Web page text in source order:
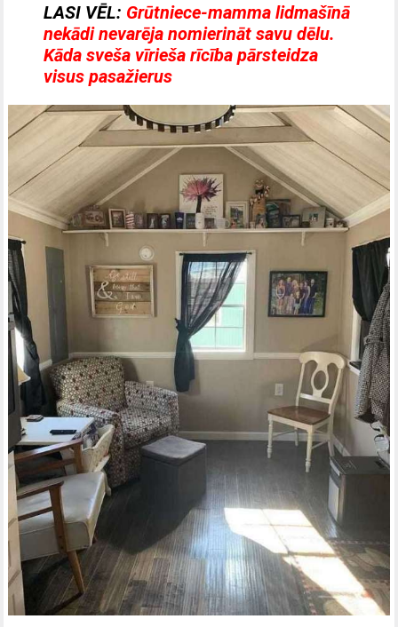
LASI VĒL: Grūtniece-mamma lidmašīnā
nekādi nevarēja nomierināt savu dēlu.
Kāda sveša vīrieša rīcība pārsteidza
visus pasažierus